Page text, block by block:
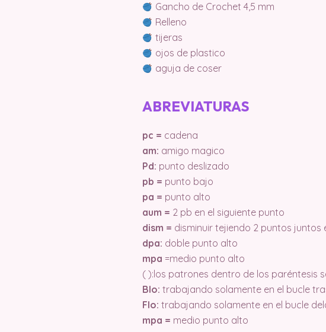
Gancho de Crochet 4,5 mm
Relleno
tijeras
ojos de plastico
aguja de coser
ABREVIATURAS
pc = cadena
am: amigo magico
Pd: punto deslizado
pb = punto bajo
pa = punto alto
aum = 2 pb en el siguiente punto
dism = disminuir tejiendo 2 puntos juntos
dpa: doble punto alto
mpa =medio punto alto
( ):los patrones dentro de los paréntesis
Blo: trabajando solamente en el bucle
Flo: trabajando solamente en el bucle
mpa = medio punto alto